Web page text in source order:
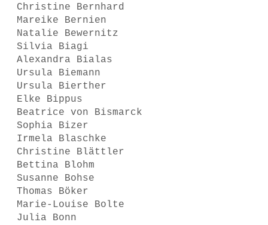
Christine Bernhard
Mareike Bernien
Natalie Bewernitz
Silvia Biagi
Alexandra Bialas
Ursula Biemann
Ursula Bierther
Elke Bippus
Beatrice von Bismarck
Sophia Bizer
Irmela Blaschke
Christine Blättler
Bettina Blohm
Susanne Bohse
Thomas Böker
Marie-Louise Bolte
Julia Bonn